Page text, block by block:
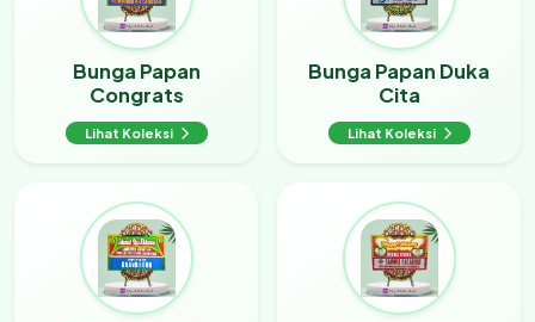
Bunga Papan
Congrats
Lihat Koleksi
Bunga Papan Duka
Cita
Lihat Koleksi